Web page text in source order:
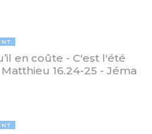
en coûte - C'est l'été
16.24-25 - Jéma